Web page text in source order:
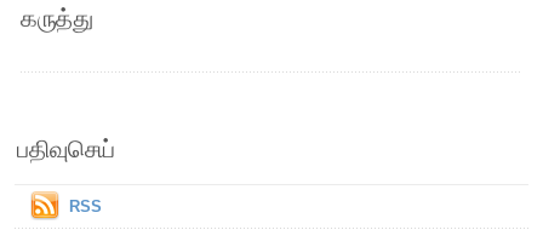
கருத்து
பதிவுசெய்
RSS